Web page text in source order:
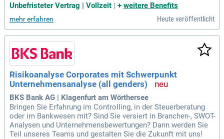
Unbefristeter Vertrag | Vollzeit
+ weitere Benefits
mehr erfahren Heute veröffentlicht
Risikoanalyse Corporates mit Schwerpunkt
Unternehmensanalyse (all genders)
BKS Bank AG | Klagenfurt am Wörthersee
Bringen Sie Erfahrung im Controlling, in der Steuerberatung
oder im Bankwesen mit? Sind Sie versiert in Branchen-, SWOT-
Analysen und Unternehmensbewertungen? Dann werden Sie
Teil unseres Teams und gestalten Sie die Zukunft mit uns!